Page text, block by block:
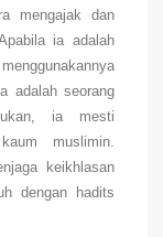
mengajak dan
ia adalah
adalah seorang
ia mesti
muslimin.
keikhlasan
dengan hadits